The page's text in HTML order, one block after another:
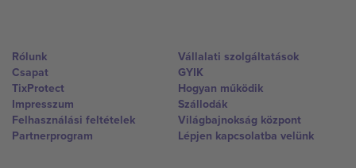
Rólunk
Csapat
TixProtect
Impresszum
Felhasználási feltételek
Partnerprogram
Vállalati szolgáltatások
GYIK
Hogyan működik
Szállodák
Világbajnokság központ
Lépjen kapcsolatba velünk